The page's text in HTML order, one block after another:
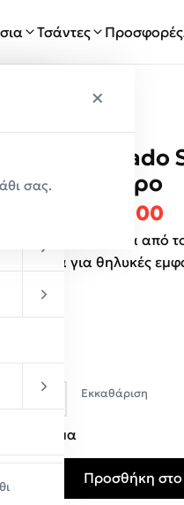
Τσάντες Προσφορές
×
σας.
Arezzo
Μαύρο
Original
39.00
Γυναικεία παπούτσια από
διαφανεια για θηλυκές
Χρώμα
Εκκαθάριση
Σε απόθεμα
Fechado Salto
Προσθήκη